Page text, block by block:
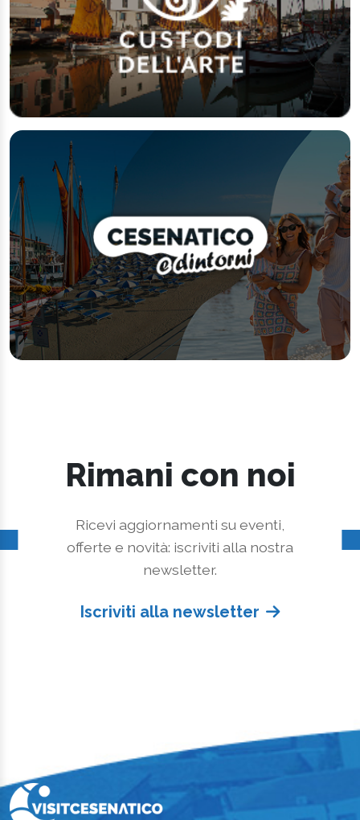
Rimani con noi
Ricevi aggiornamenti su eventi,
offerte e novità: iscriviti alla nostra
newsletter.
Iscriviti alla newsletter